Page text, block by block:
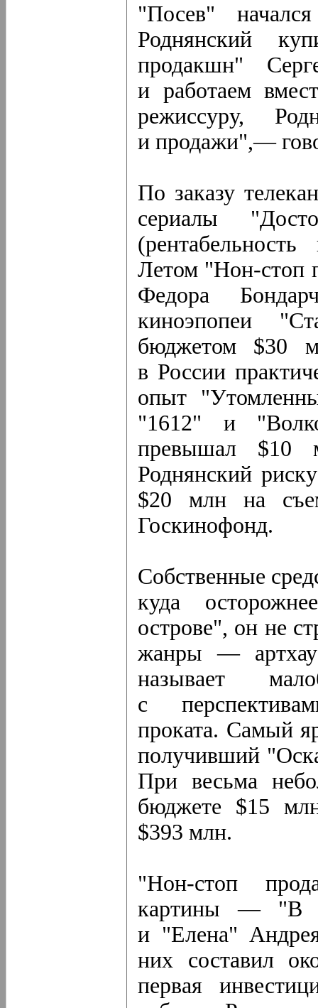
"Посев"
Роднянский
продакшн"
и работаем
режиссуру,
и продажи",—
По заказу
сериалы
Летом "Нон-стоп
Федора
киноэпопеи
бюджетом $30
в России
опыт
"1612" и
превышал $10
Роднянский
$20 млн на
Госкинофонд.
Собственные
куда
острове", он не
жанры —
называет
с
проката. Самый
получивший
При весьма
бюджете $15
$393 млн.
"Нон-стоп
картины — "В
и "Елена"
них составил
первая